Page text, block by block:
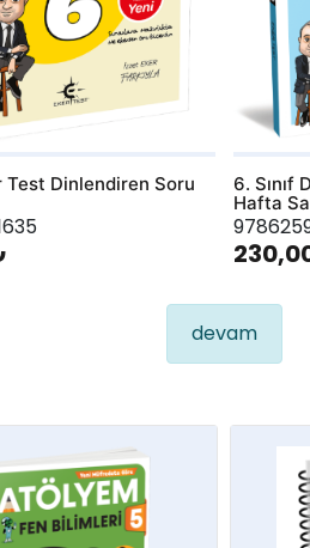
Test Dinlendiren Soru
6. Sınıf
Hafta
devam